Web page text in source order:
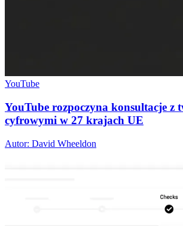
YouTube
YouTube rozpoczyna konsultacje z
cyfrowymi w 27 krajach UE
Autor: David Wheeldon